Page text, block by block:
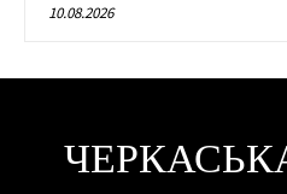
10.08.2026